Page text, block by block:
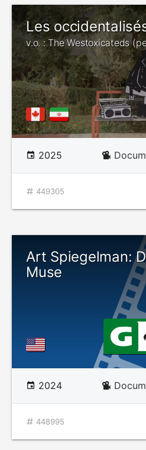
Les
v.o. : The Westoxicateds
2025
449305
Art Spiegelman:
Muse
2024
448995